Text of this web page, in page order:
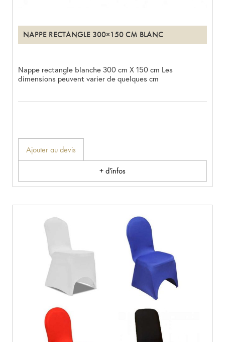
NAPPE RECTANGLE 300×150 CM BLANC
Nappe rectangle blanche 300 cm X 150 cm Les
dimensions peuvent varier de quelques cm
Ajouter au devis
+ d'infos